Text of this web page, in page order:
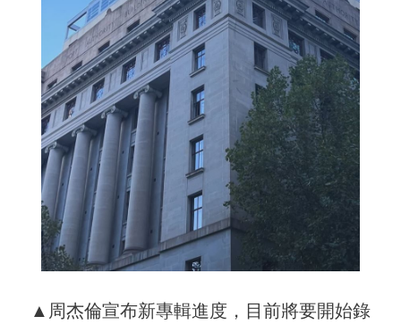
▲周杰倫宣布新專輯進度，目前將要開始錄